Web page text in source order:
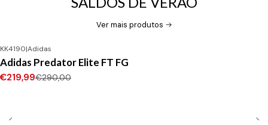
Ver mais produtos
-24%DESCONTO
Novo
KK4190|Adidas
Adidas Predator Elite FT FG
€219,99€290,00